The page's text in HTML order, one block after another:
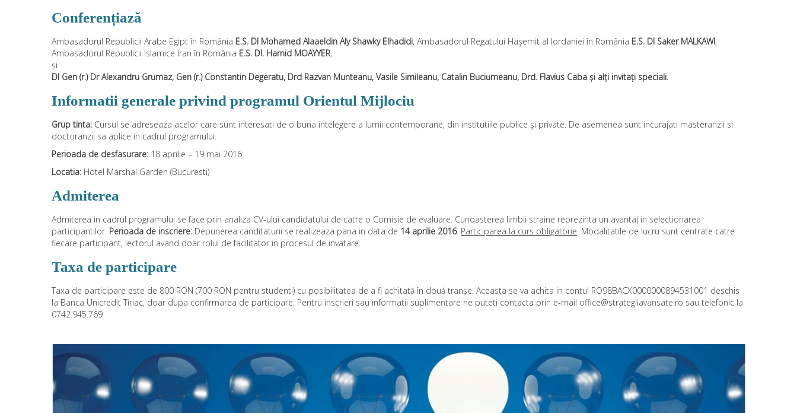
Conferențiază
Ambasadorul Republicii Arabe Egipt în România E.S. Dl Mohamed Alaaeldin Aly Shawky Elhadidi, Ambasadorul Regatului Haşemit al Iordaniei în România E.S. Dl Saker MALKAWI,
Ambasadorul Republicii Islamice Iran în România E.S. Dl. Hamid MOAYYER,
și
Dl Gen (r.) Dr Alexandru Grumaz, Gen (r.) Constantin Degeratu, Drd Razvan Munteanu, Vasile Simileanu, Catalin Buciumeanu, Drd. Flavius Caba și alți invitați speciali.
Informatii generale privind programul Orientul Mijlociu
Grup tinta: Cursul se adreseaza acelor care sunt interesati de o buna intelegere a lumii contemporane, din institutiile publice şi private. De asemenea sunt incurajati masteranzii si
doctoranzii sa aplice in cadrul programului.
Perioada de desfasurare: 18 aprilie – 19 mai 2016
Locatia: Hotel Marshal Garden (Bucuresti)
Admiterea
Admiterea in cadrul programului se face prin analiza CV-ului candidatului de catre o Comisie de evaluare. Cunoasterea limbii straine reprezinta un avantaj in selectionarea
participantilor. Perioada de inscriere: Depunerea canditaturii se realizeaza pana in data de 14 aprilie 2016. Participarea la curs obligatorie . Modalitatile de lucru sunt centrate catre
fiecare participant, lectorul avand doar rolul de facilitator in procesul de invatare.
Taxa de participare
Taxa de participare este de 800 RON (700 RON pentru studenti) cu posibilitatea de a fi achitată în două tranșe. Aceasta se va achita in contul RO98BACX0000000894531001 deschis
la Banca Unicredit Tiriac, doar dupa confirmarea de participare. Pentru inscrieri sau informatii suplimentare ne puteti contacta prin e-mail office@strategiiavansate.ro sau telefonic la
0742.945.769